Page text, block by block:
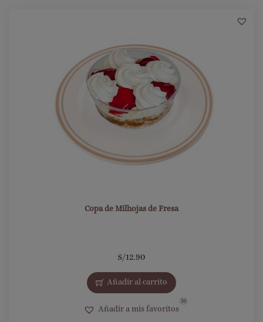
Copa de Milhojas de Fresa
S/12.90
Añadir al carrito
Añadir a mis favoritos
16